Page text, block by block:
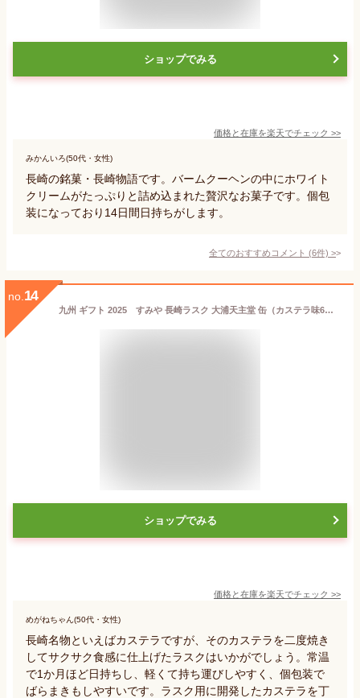
ショップでみる
価格と在庫を楽天でチェック >>
みかんいろ(50代・女性)
長崎の銘菓・長崎物語です。バームクーヘンの中にホワイト
クリームがたっぷりと詰め込まれた贅沢なお菓子です。個包
装になっており14日間日持ちがします。
全てのおすすめコメント (6件) >
no. 14
九州 ギフト 2025 すみや 長崎ラスク 大浦天主堂 缶（カステラ味6枚、珈琲味2枚、緑茶味(そのぎ茶)2枚）長崎土産 カステラ ラスク ねこ neko 猫缶 常温
ショップでみる
価格と在庫を楽天でチェック >>
めがねちゃん(50代・女性)
長崎名物といえばカステラですが、そのカステラを二度焼き
してサクサク食感に仕上げたラスクはいかがでしょう。常温
で1か月ほど日持ちし、軽くて持ち運びしやすく、個包装で
ばらまきもしやすいです。ラスク用に開発したカステラを丁